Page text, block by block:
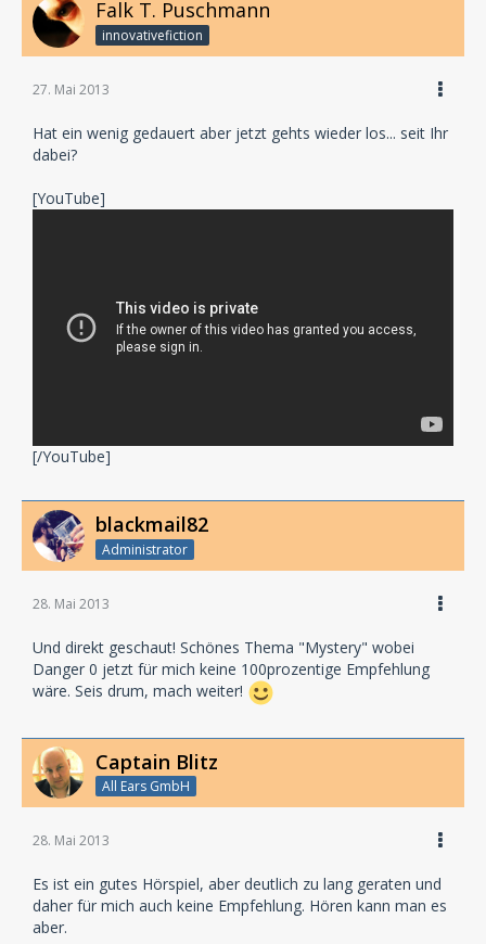
Falk T. Puschmann
innovativefiction
27. Mai 2013
Hat ein wenig gedauert aber jetzt gehts wieder los... seit Ihr
dabei?
[YouTube]
[/YouTube]
blackmail82
Administrator
28. Mai 2013
Und direkt geschaut! Schönes Thema "Mystery" wobei
Danger 0 jetzt für mich keine 100prozentige Empfehlung
wäre. Seis drum, mach weiter!
Captain Blitz
All Ears GmbH
28. Mai 2013
Es ist ein gutes Hörspiel, aber deutlich zu lang geraten und
daher für mich auch keine Empfehlung. Hören kann man es
aber.